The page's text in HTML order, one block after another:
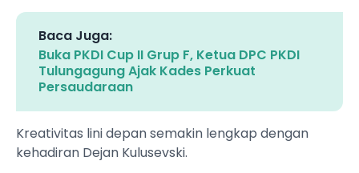
Baca Juga:
Buka PKDI Cup II Grup F, Ketua DPC PKDI
Tulungagung Ajak Kades Perkuat
Persaudaraan
Kreativitas lini depan semakin lengkap dengan
kehadiran Dejan Kulusevski.